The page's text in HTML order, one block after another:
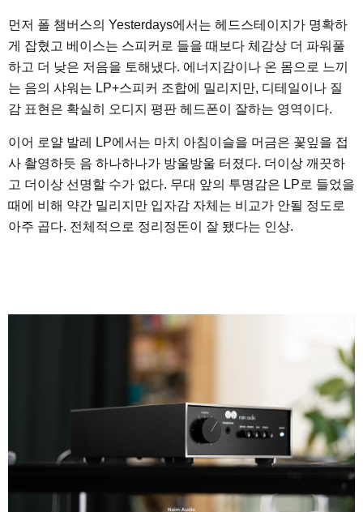
먼저 폴 챔버스의 Yesterdays에서는 헤드스테이지가 명확하
게 잡혔고 베이스는 스피커로 들을 때보다 체감상 더 파워풀
하고 더 낮은 저음을 토해냈다. 에너지감이나 온 몸으로 느끼
는 음의 샤워는 LP+스피커 조합에 밀리지만, 디테일이나 질
감 표현은 확실히 오디지 평판 헤드폰이 잘하는 영역이다.
이어 로얄 발레 LP에서는 마치 아침이슬을 머금은 꽃잎을 접
사 촬영하듯 음 하나하나가 방울방울 터졌다. 더이상 깨끗하
고 더이상 선명할 수가 없다. 무대 앞의 투명감은 LP로 들었을
때에 비해 약간 밀리지만 입자감 자체는 비교가 안될 정도로
아주 곱다. 전체적으로 정리정돈이 잘 됐다는 인상.